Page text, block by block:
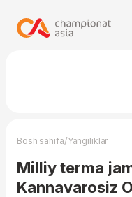
Bosh sahifa/Yangiliklar
Milliy terma
Kannavarosiz